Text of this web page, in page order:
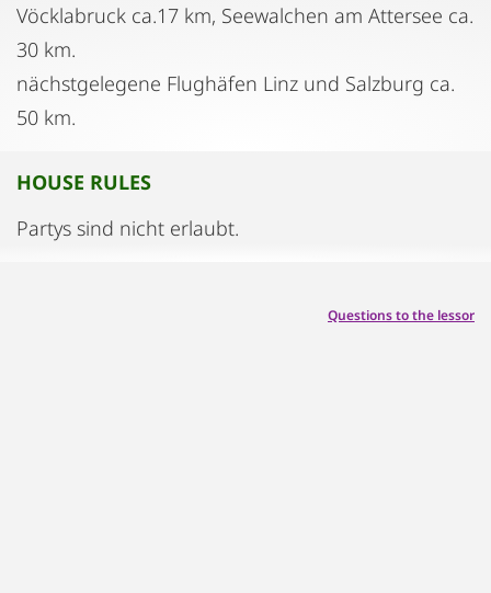
Vöcklabruck ca.17 km, Seewalchen am Attersee ca.
30 km.
nächstgelegene Flughäfen Linz und Salzburg ca.
50 km.
HOUSE RULES
Partys sind nicht erlaubt.
Questions to the lessor